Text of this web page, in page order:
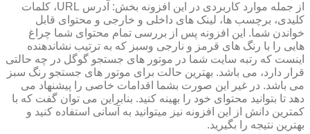
از جمله موارد کاربردی در این افزونه بخش: آدرس
، کلمات
کلیدی، برچسب ها، لینک های داخلی و خارجی و محتوای قابل
خواندن شما. این افزونه پس از بررسی تمام محتوای شما چراغ
هایی را با رنگ های قرمز و نارجی وسبز که به ترتیب نشاندهنده
اینست که رتبه سایت شما در موتور های جستجو گوگل در چه حالتی
قرار دارد، می باشد. بهترین حالت برای موتور های جستجو رنگ سبز
می باشد. در غیر این صورت بشما اقدامات خاصی را پیشنهاد می
دهد تا بتوانید محتوای خود را بهینه کنید. بنابراین می توان گفت که با
کمترین دانش از این افزونه نیز میتوانید به آسانی استفاده کنید و
بهترین نتیجه را بگیرید.